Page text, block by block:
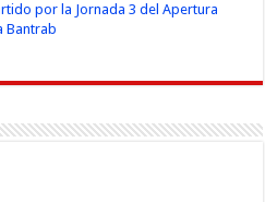
por la Jornada 3 del Apertura
Bantrab